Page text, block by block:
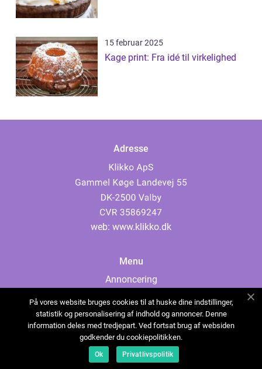
15 februar 2025
Kage print: Fra idé til virkelighed
Adresse
web: www.klikko.dk
Menu
Annoncering
Cookies
Kontakt os
Sitemap
På vores website bruges cookies til at huske dine indstillinger,
statistik og personalisering af indhold og annoncer. Denne
information deles med tredjepart. Ved fortsat brug af websiden
godkender du cookiepolitikken.
Ok Privatlivspolitik